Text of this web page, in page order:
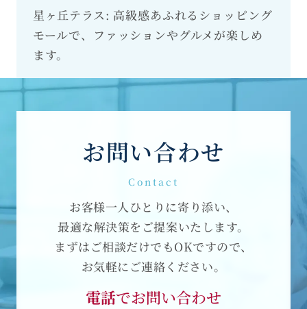
星ヶ丘テラス: 高級感あふれるショッピング
モールで、ファッションやグルメが楽しめ
ます。
お問い合わせ
Contact
お客様一人ひとりに寄り添い、
最適な解決策をご提案いたします。
まずはご相談だけでもOKですので、
お気軽にご連絡ください。
電話でお問い合わせ